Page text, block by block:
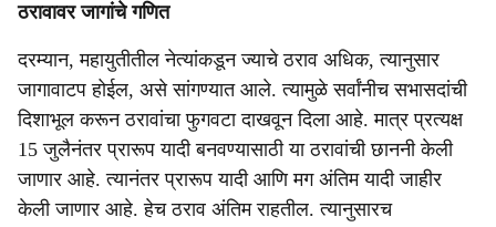
ठरावावर जागांचे गणित
दरम्यान, महायुतीतील नेत्यांकडून ज्याचे ठराव अधिक, त्यानुसार
जागावाटप होईल, असे सांगण्यात आले. त्यामुळे सर्वांनीच सभासदांची
दिशाभूल करून ठरावांचा फुगवटा दाखवून दिला आहे. मात्र प्रत्यक्ष
15 जुलैनंतर प्रारूप यादी बनवण्यासाठी या ठरावांची छाननी केली
जाणार आहे. त्यानंतर प्रारूप यादी आणि मग अंतिम यादी जाहीर
केली जाणार आहे. हेच ठराव अंतिम राहतील. त्यानुसारच